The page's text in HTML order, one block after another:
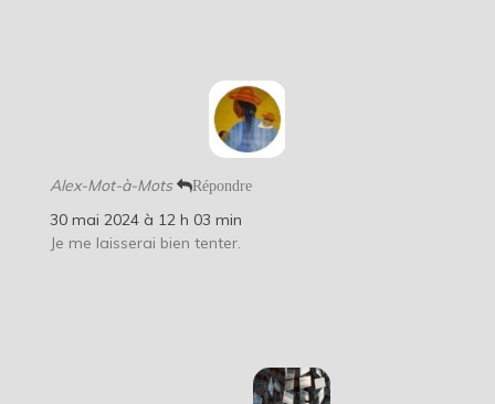
Alex-Mot-à-Mots Répondre
30 mai 2024 à 12 h 03 min
Je me laisserai bien tenter.